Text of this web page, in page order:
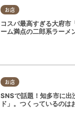
お店
コスパ最高すぎる大府市
ーム満点の二郎系ラーメ
お店
SNSで話題！知多市に出
ド」。つくっているのは